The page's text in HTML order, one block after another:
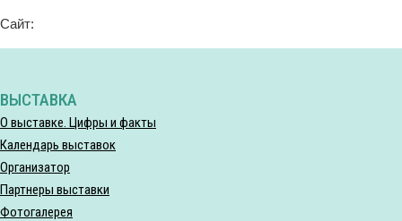
Сайт:
ВЫСТАВКА
О выставке. Цифры и факты
Календарь выставок
Организатор
Партнеры выставки
Фотогалерея